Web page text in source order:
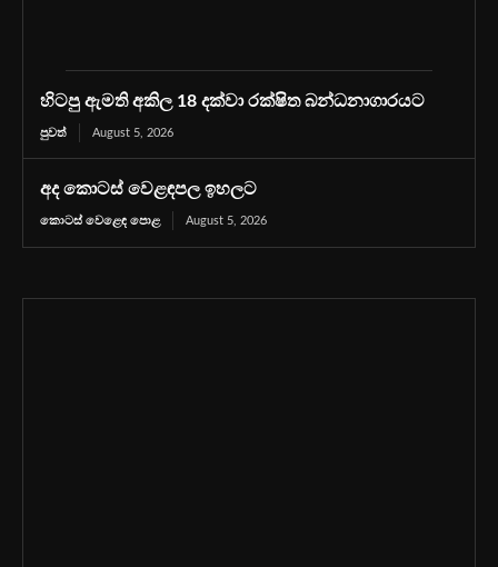
හිටපු ඇමති අකිල 18 දක්වා රක්ෂිත බන්ධනාගාරයට
පුවත් August 5, 2026
අද කොටස් වෙළඳපල ඉහලට
කොටස් වෙළෙඳ පොළ August 5, 2026